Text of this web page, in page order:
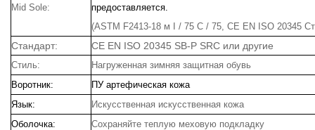
Mid Sole:
предоставляется.
(ASTM F2413-18 м I / 75 C / 75, CE EN ISO 20345
Стандарт: CE EN ISO 20345 SB-P SRC или другие
Стиль:
Нагруженная зимняя защитная обувь
Воротник:
ПУ артефическая кожа
Язык:
Искусственная искусственная кожа
Оболочка:
Сохраняйте теплую меховую подкладку